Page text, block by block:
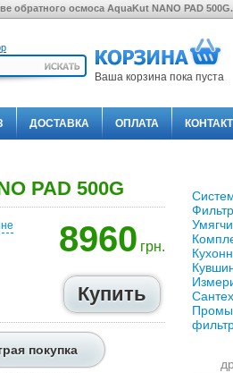
осмоса AquaKut NANO PAD 500G.
Ваша корзина пока пуста
ДОСТАВКА ОПЛАТА
PAD 500G
8960 грн.
покупка